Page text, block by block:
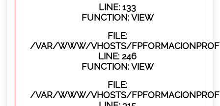
LINE: 133
FUNCTION: VIEW
FILE:
/VAR/WWW/VHOSTS/
LINE: 246
FUNCTION: VIEW
FILE:
/VAR/WWW/VHOSTS/